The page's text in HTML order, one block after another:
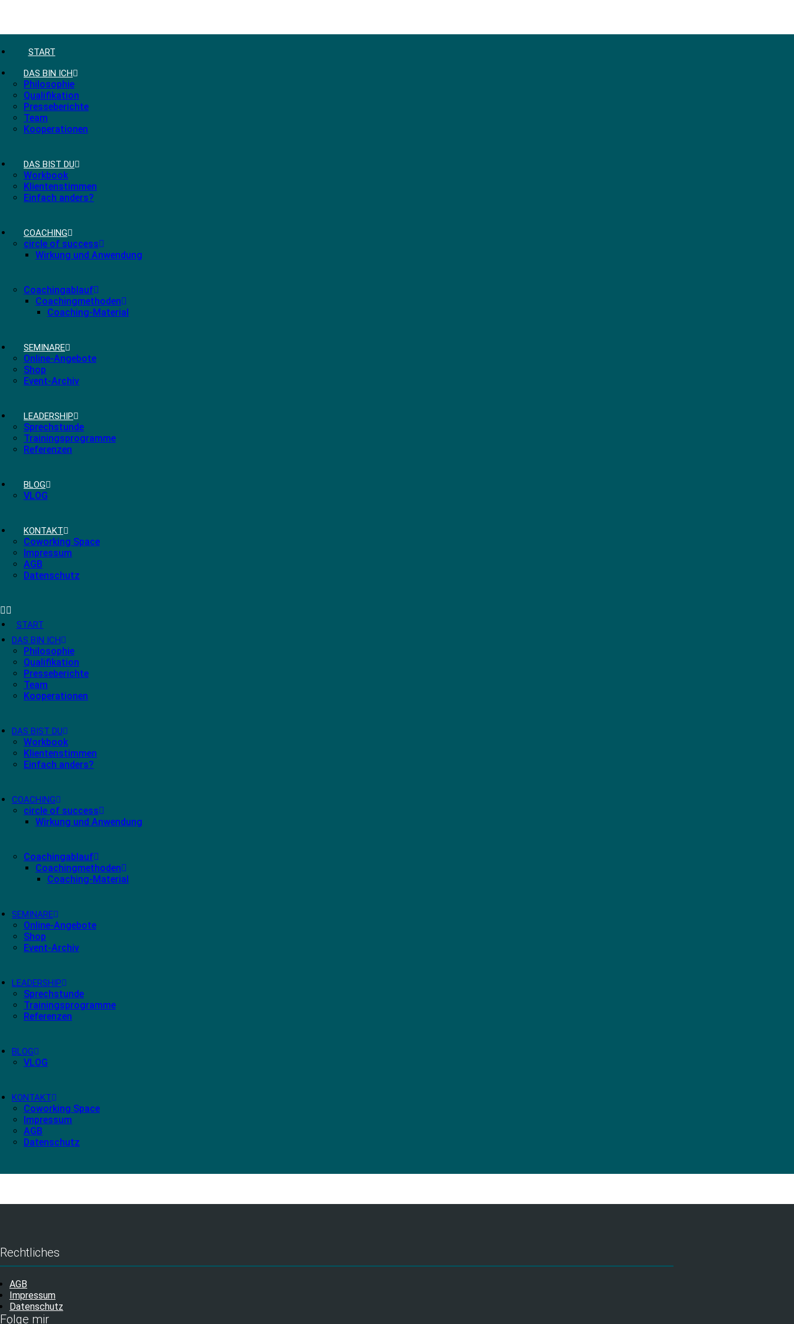
START
DAS BIN ICH
Philosophie
Qualifikation
Presseberichte
Team
Kooperationen
DAS BIST DU
Workbook
Klientenstimmen
Einfach anders?
COACHING
circle of success
Wirkung und Anwendung
Coachingablauf
Coachingmethoden
Coaching-Material
SEMINARE
Online-Angebote
Shop
Event-Archiv
LEADERSHIP
Sprechstunde
Trainingsprogramme
Referenzen
BLOG
VLOG
KONTAKT
Coworking Space
Impressum
AGB
Datenschutz
START
DAS BIN ICH
Philosophie
Qualifikation
Presseberichte
Team
Kooperationen
DAS BIST DU
Workbook
Klientenstimmen
Einfach anders?
COACHING
circle of success
Wirkung und Anwendung
Coachingablauf
Coachingmethoden
Coaching-Material
SEMINARE
Online-Angebote
Shop
Event-Archiv
LEADERSHIP
Sprechstunde
Trainingsprogramme
Referenzen
BLOG
VLOG
KONTAKT
Coworking Space
Impressum
AGB
Datenschutz
Rechtliches
AGB
Impressum
Datenschutz
Folge mir